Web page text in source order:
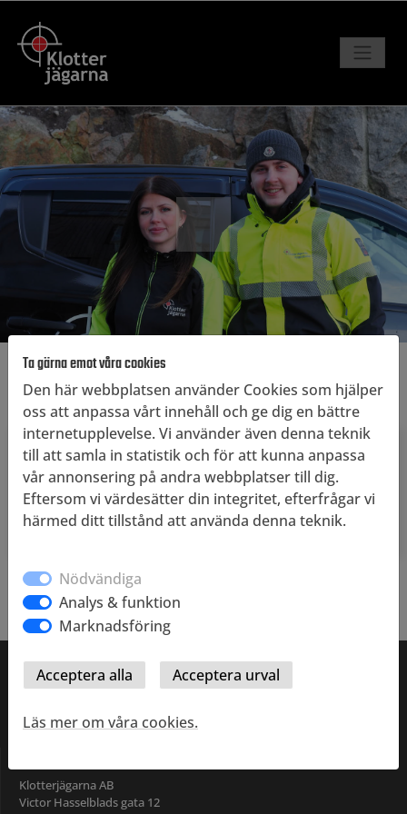
Är du intresserad av att arbeta hos oss?
Spontanansökan
Du kan alltid lämna in en spontanansökan som vi
matchar med våra behov och möjligheter.
Klotterjägarna AB
Victor Hasselblads gata 12
Ta gärna emot våra cookies
Den här webbplatsen använder Cookies som hjälper
oss att anpassa vårt innehåll och ge dig en bättre
internetupplevelse. Vi använder även denna teknik
till att samla in statistik och för att kunna anpassa
vår annonsering på andra webbplatser till dig.
Eftersom vi värdesätter din integritet, efterfrågar vi
härmed ditt tillstånd att använda denna teknik.
Nödvändiga
Analys & funktion
Marknadsföring
Läs mer om våra cookies.